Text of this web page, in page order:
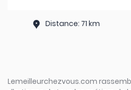
Distance: 71 km
Lemeilleurchezvous.com